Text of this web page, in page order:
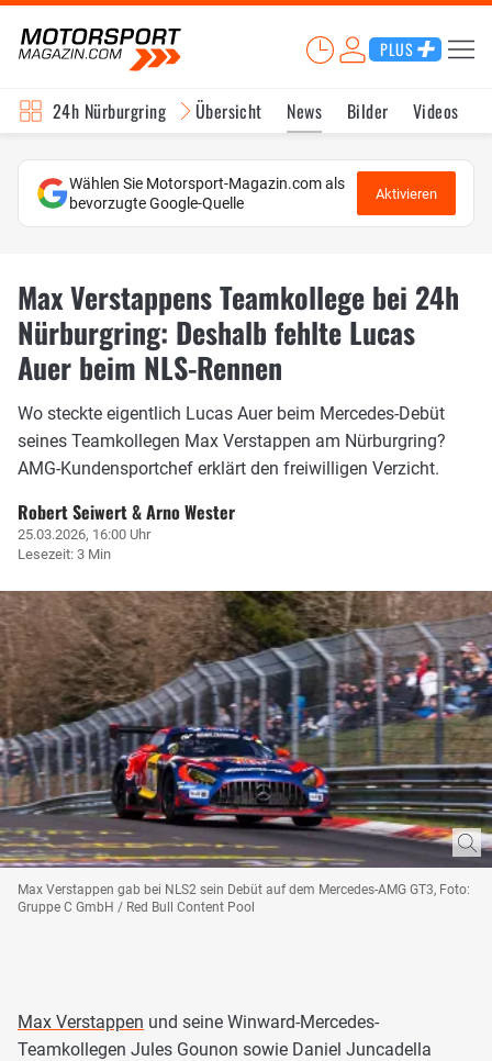
PLUS
24h Nürburgring Übersicht News Bilder Videos
Wählen Sie Motorsport-Magazin.com als
bevorzugte Google-Quelle
Aktivieren
Max Verstappens Teamkollege bei 24h
Nürburgring: Deshalb fehlte Lucas
Auer beim NLS-Rennen
Wo steckte eigentlich Lucas Auer beim Mercedes-Debüt
seines Teamkollegen Max Verstappen am Nürburgring?
AMG-Kundensportchef erklärt den freiwilligen Verzicht.
Robert Seiwert & Arno Wester
25.03.2026, 16:00 Uhr
Lesezeit: 3 Min
Max Verstappen gab bei NLS2 sein Debüt auf dem Mercedes-AMG GT3, Foto:
Gruppe C GmbH / Red Bull Content Pool
Max Verstappen und seine Winward-Mercedes-
Teamkollegen Jules Gounon sowie Daniel Juncadella